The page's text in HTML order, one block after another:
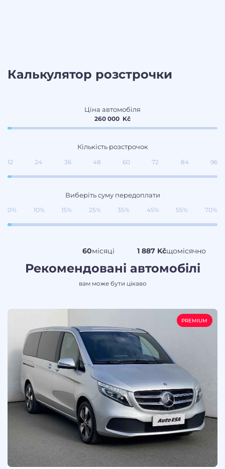
Калькулятор розстрочки
Ціна автомобіля
260 000 Kč
Кількість розстрочок
12 24 36 48 60 72 84 96
Виберіть суму передоплати
0% 10% 15% 25% 35% 45% 55% 70%
60місяці 1 887 Kčщомісячно
Рекомендовані автомобілі
вам може бути цікаво
PREMIUM